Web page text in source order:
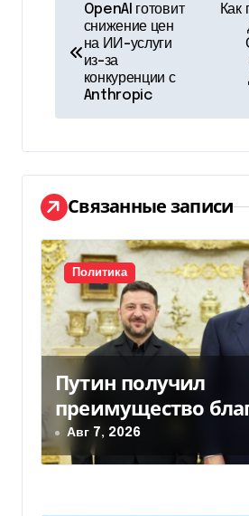
и
г
а
ц
и
я
п
о
з
а
OpenAI готовит
снижение цен
на ИИ-услуги
из-за
конкуренции с
Anthropic
Как
Связанные записи
Политика
Путин получил
преимущество
действиям США
Авг 7, 2026